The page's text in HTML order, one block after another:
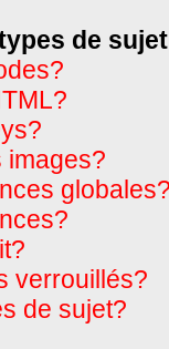
de sujet
images?
verrouillés?
de sujet?